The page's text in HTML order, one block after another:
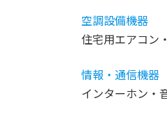
空調設備機器
住宅用エアコン
情報・通信機器
インターホン・